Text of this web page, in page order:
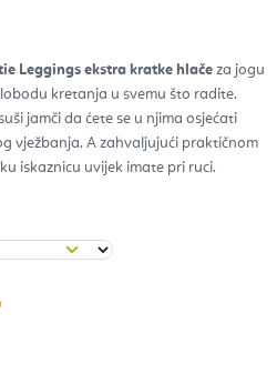
Leggings ekstra kratke hlače za jogu
kretanja u svemu što radite.
jamči da ćete se u njima osjećati
vježbanja. A zahvaljujući praktičnom
iskaznicu uvijek imate pri ruci.